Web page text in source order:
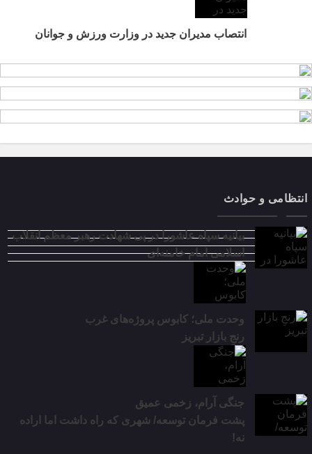
انتصاب مدیران جدید در وزارت ورزش و جوانان
انتظامی و حوادث
بیانیه سپاه عاشورا در پی شهادت رهبر معظم انقلاب
اسلامی امام خامنه‌ای
وحدت ملی؛ کابوس پروژه‌های غرب
رنجِ بازار تبریز
جنگی آرام، زخمی عمیق
پشت فرمان توسعه/ شهری که راه داشت اما اراده
نه!